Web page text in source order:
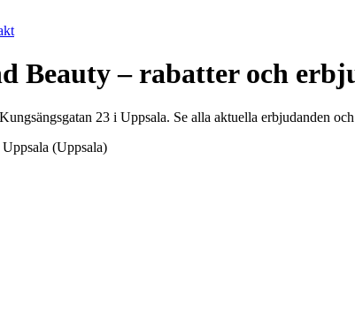
Beauty – rabatter och
23 i Uppsala. Se alla aktuella erbjudanden
(Uppsala)